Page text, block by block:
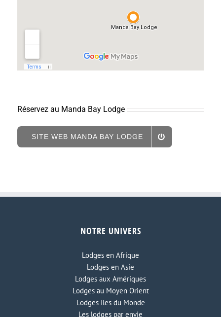
Réservez au Manda Bay Lodge
SITE WEB MANDA BAY LODGE
NOTRE UNIVERS
Lodges en Afrique
Lodges en Asie
Lodges aux Amériques
Lodges au Moyen Orient
Lodges Iles du Monde
Les lodges par envie